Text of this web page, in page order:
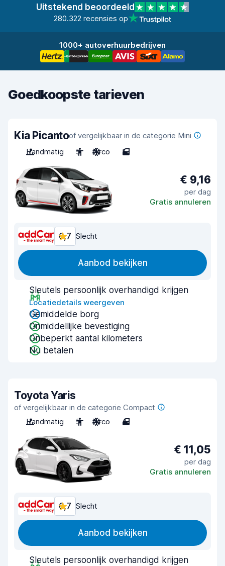
Uitstekend beoordeeld
280.322 recensies op
1000+ autoverhuurbedrijven
Goedkoopste tarieven
Kia Picantoof vergelijkbaar in de categorie Mini
Handmatig
5 Airco 5
€ 9,16
per dag
Gratis annuleren
6,7 Slecht
Aanbod bekijken
Sleutels persoonlijk overhandigd krijgen
Locatiedetails weergeven
Gemiddelde borg
Onmiddellijke bevestiging
Onbeperkt aantal kilometers
Nu betalen
Toyota Yaris
of vergelijkbaar in de categorie Compact
Handmatig
5 Airco 4
€ 11,05
per dag
Gratis annuleren
6,7 Slecht
Aanbod bekijken
Sleutels persoonlijk overhandigd krijgen